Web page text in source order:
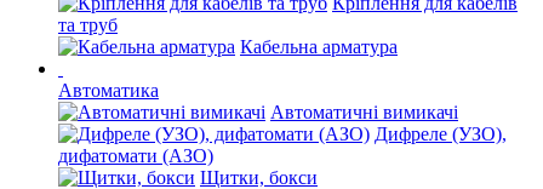
та труб
Кабельна арматура
Автоматика
Автоматичні вимикачі
Дифреле (УЗО),
дифатомати (АЗО)
Щитки, бокси